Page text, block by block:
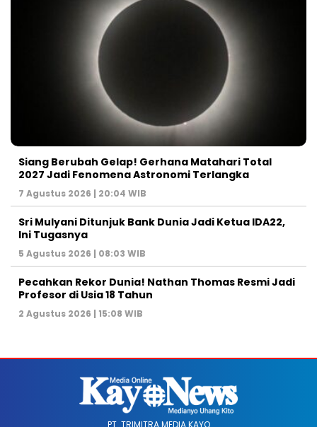
Siang Berubah Gelap! Gerhana Matahari Total
2027 Jadi Fenomena Astronomi Terlangka
7 Agustus 2026 | 20:04 WIB
Sri Mulyani Ditunjuk Bank Dunia Jadi Ketua IDA22,
Ini Tugasnya
5 Agustus 2026 | 08:03 WIB
Pecahkan Rekor Dunia! Nathan Thomas Resmi Jadi
Profesor di Usia 18 Tahun
2 Agustus 2026 | 15:08 WIB